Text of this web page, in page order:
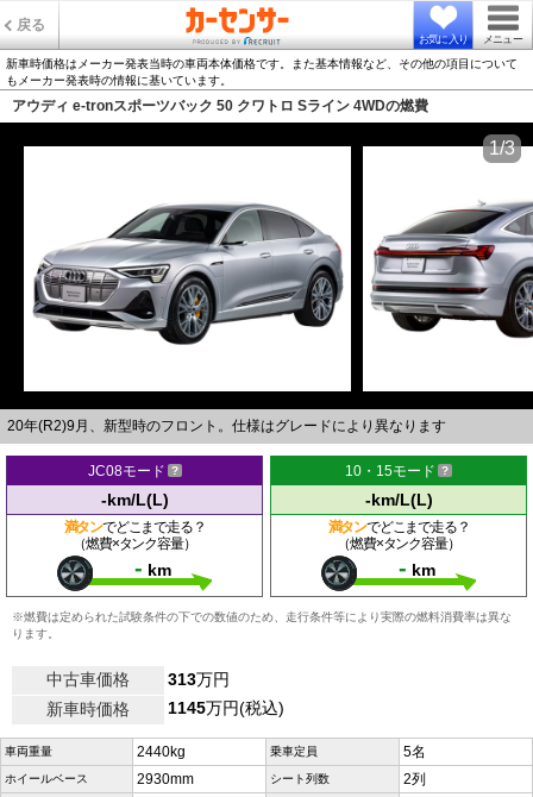
戻る
お気に入り メニュー
新車時価格はメーカー発表当時の車両本体価格です。また基本情報など、その他の項目について
もメーカー発表時の情報に基いています。
アウディ e-tronスポーツバック 50 クワトロ Sライン 4WDの燃費
20年(R2)9月、新型時のフロント。仕様はグレードにより異なります
1/3
JC08モード
-km/L(L)
満タンでどこまで走る？
（燃費×タンク容量）
- km
10・15モード
-km/L(L)
満タンでどこまで走る？
（燃費×タンク容量）
- km
※燃費は定められた試験条件の下での数値のため、走行条件等により実際の燃料消費率は異な
ります。
中古車価格 313万円
新車時価格
1145万円(税込)
車両重量 2440kg 乗車定員 5名
ホイールベース 2930mm シート列数 2列